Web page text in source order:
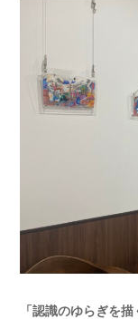
「認識のゆらぎを